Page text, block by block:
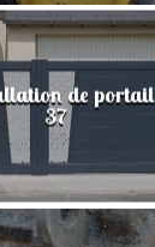
de portail
37